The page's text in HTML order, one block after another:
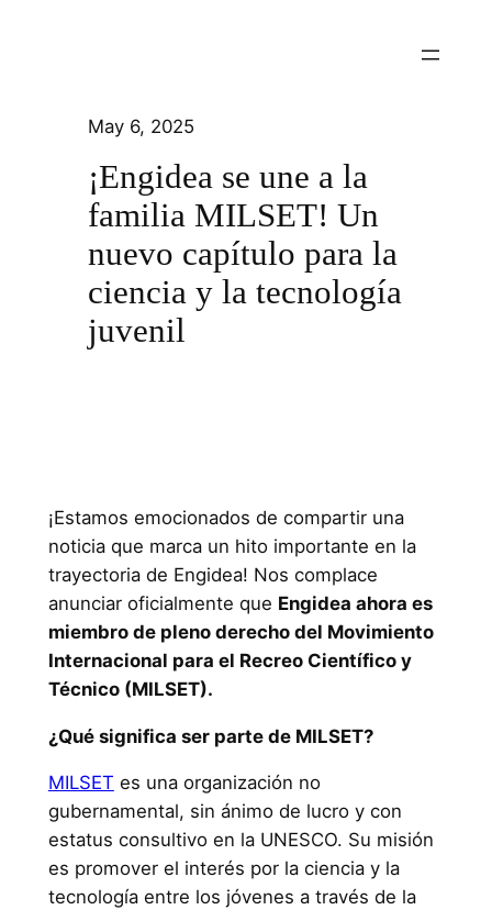
May 6, 2025
¡Engidea se une a la
familia MILSET! Un
nuevo capítulo para la
ciencia y la tecnología
juvenil
¡Estamos emocionados de compartir una
noticia que marca un hito importante en la
trayectoria de Engidea! Nos complace
anunciar oficialmente que Engidea ahora es
miembro de pleno derecho del Movimiento
Internacional para el Recreo Científico y
Técnico (MILSET).
¿Qué significa ser parte de MILSET?
MILSET es una organización no
gubernamental, sin ánimo de lucro y con
estatus consultivo en la UNESCO. Su misión
es promover el interés por la ciencia y la
tecnología entre los jóvenes a través de la